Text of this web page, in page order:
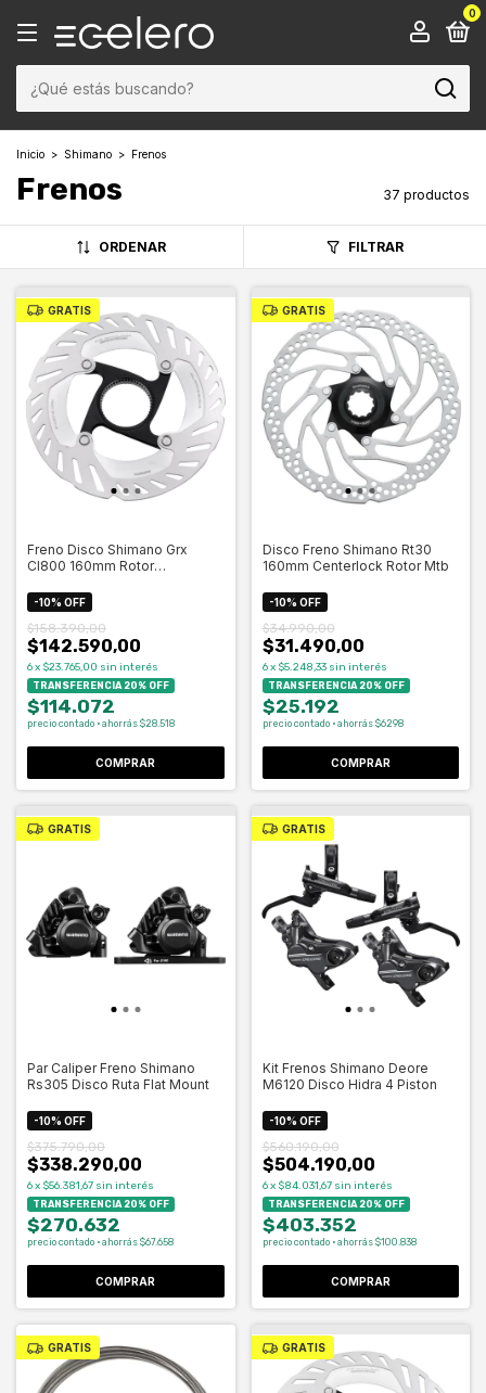
0
Inicio > Shimano > Frenos
Frenos 37 productos
ORDENAR FILTRAR
GRATIS
Freno Disco Shimano Grx
Cl800 160mm Rotor
-10% OFF
$142.590,00
$158.390,00
6x $23.765,00 sin interés
TRANSFERENCIA 20% OFF
$114.072
precio contado · ahorrás $28.518
COMPRAR
GRATIS
Disco Freno Shimano Rt30
160mm Centerlock Rotor Mtb
-10% OFF
$31.490,00
$34.990,00
6 x $5.248,33 sin interés
TRANSFERENCIA 20% OFF
$25.192
precio contado · ahorrás $6298
COMPRAR
GRATIS
Par Caliper Freno Shimano
Rs305 Disco Ruta Flat Mount
-10% OFF
$338.290,00
$375.790,00
6x $56.381,67 sin interés
TRANSFERENCIA 20% OFF
$270.632
precio contado · ahorrás $67.658
GRATIS
Kit Frenos Shimano Deore
M6120 Disco Hidra 4 Piston
-10% OFF
$504.190,00
$560.190,00
6 x $84.031,67 sin interés
TRANSFERENCIA 20% OFF
$403.352
precio contado · ahorrás $100.838
GRATIS GRATIS